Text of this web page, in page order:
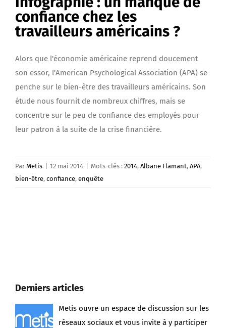
confiance chez les
travailleurs américains ?
Alors que l'économie américaine reprend doucement
son essor, l'American Psychological Association (APA) se
penche sur le bien-être des travailleurs américains. Son
étude nous fournit de nombreux chiffres, mais se
concentre sur le peu de confiance des employés pour
leur patron à la suite de la crise financière.
Par Metis 12 mai 2014 Mots-clés : 2014, Albane Flamant, APA,
bien-être, confiance, enquête
Derniers articles
Metis ouvre un espace de discussion sur les
réseaux sociaux et vous invite à y participer